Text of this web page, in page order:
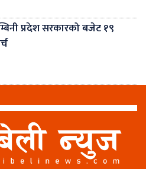
प्रदेश सरकारको बजेट १९